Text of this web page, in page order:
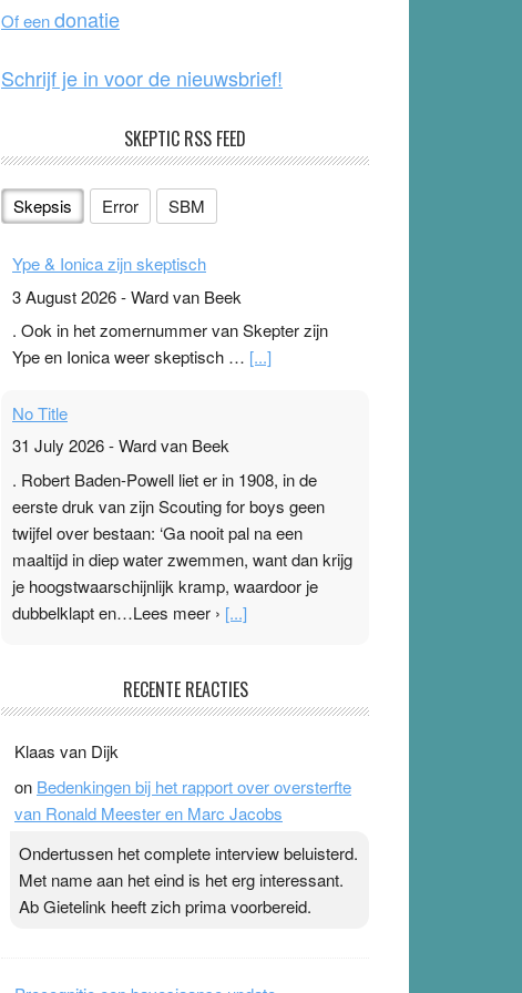
k
Of eendonatie
Schrijf je in voor de nieuwsbrief!
SKEPTIC RSS FEED
Skepsis Error SBM
Ype & Ionica zijn skeptisch
3 August 2026-Ward van Beek
. Ook in het zomernummer van Skepter zijn
Ype en Ionica weer skeptisch … [...]
No Title
31 July 2026-Ward van Beek
. Robert Baden-Powell liet er in 1908, in de
eerste druk van zijn Scouting for boys geen
twijfel over bestaan: ‘Ga nooit pal na een
maaltijd in diep water zwemmen, want dan krijg
je hoogstwaarschijnlijk kramp, waardoor je
dubbelklapt en…Lees meer › [...]
Ward van Beek
topsporters. Ze hopen ermee hun hartslag te
verlagen terwijl ze meer zuurstof opnemen.
Daarop heeft zo’n pleister geen effect. Maar het
zijn. Door…Lees meer Pleisterplakkers in de
topspsort › [...]
RECENTE REACTIES
Klaas van Dijk
on Bedenkingen bij het rapport over oversterfte
van Ronald Meester en Marc Jacobs
Ondertussen het complete interview beluisterd.
Met name aan het eind is het erg interessant.
Ab Gietelink heeft zich prima voorbereid.